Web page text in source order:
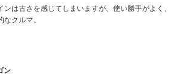
ンは古さを感じてしまいますが、使い勝手がよく、
なクルマ。
ン